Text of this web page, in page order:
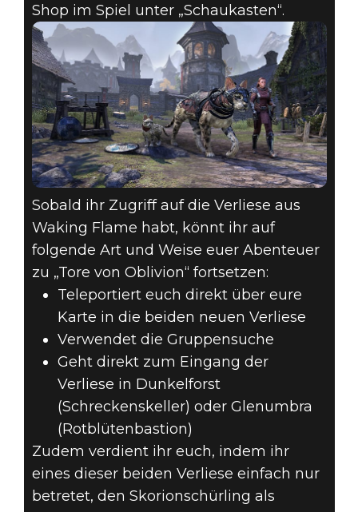
Shop im Spiel unter „Schaukasten“.
Sobald ihr Zugriff auf die Verliese aus
Waking Flame habt, könnt ihr auf
folgende Art und Weise euer Abenteuer
zu „Tore von Oblivion“ fortsetzen:
Teleportiert euch direkt über eure
Karte in die beiden neuen Verliese
Verwendet die Gruppensuche
Geht direkt zum Eingang der
Verliese in Dunkelforst
(Schreckenskeller) oder Glenumbra
(Rotblütenbastion)
Zudem verdient ihr euch, indem ihr
eines dieser beiden Verliese einfach nur
betretet, den Skorionschürling als